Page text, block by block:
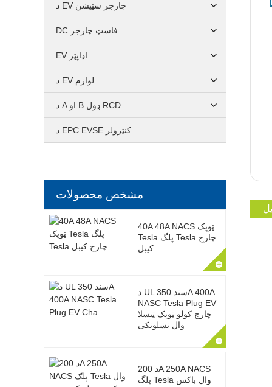
د EV چارجر سټیشن
DC فاسټ چارجر
EV اډاپټر
د EV لوازم
د A او B ډول RCD
د EPC EVSE کنټرولر
مشخص محصولات
40A 48A NACS ټوپک
Tesla پلگ Tesla چارج
کیبل
د UL سند 350A 400A
NASC Tesla Plug EV
چارج کولو ټوپک ټیسلا
وال نښلونکی
د 200A 250A NACS
پلگ Tesla وال باکس